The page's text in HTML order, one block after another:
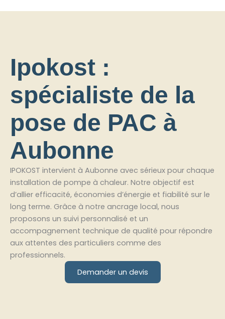
Ipokost :
spécialiste de la
pose de PAC à
Aubonne
IPOKOST intervient à Aubonne avec sérieux pour chaque
installation de pompe à chaleur. Notre objectif est
d’allier efficacité, économies d’énergie et fiabilité sur le
long terme. Grâce à notre ancrage local, nous
proposons un suivi personnalisé et un
accompagnement technique de qualité pour répondre
aux attentes des particuliers comme des
professionnels.
Demander un devis